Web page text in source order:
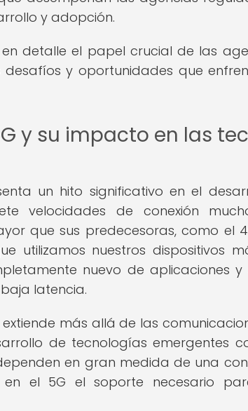
y adopción.
detalle el papel crucial de las
desafíos y oportunidades que
y su impacto en las
un hito significativo en el
velocidades de conexión
que sus predecesoras, como el
utilizamos nuestros dispositivos
nuevo de aplicaciones
latencia.
más allá de las
de tecnologías emergentes
en gran medida de una
el 5G el soporte necesario